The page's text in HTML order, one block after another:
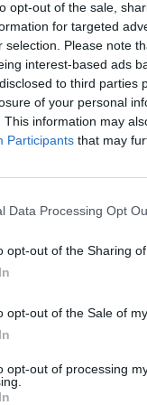
opt-out of the sale,
for targeted
selection. Please note
interest-based ads
to third parties
of your personal
This information may
Participants that may
Data Processing Opt
opt-out of the Sharing
opt-out of the Sale of
opt-out of processing
meglio, sulla scia del
Mario Pardini le
sta avvicinando per
lucchese in questi
la qualità delle
che il nome
di confronto
si riconoscono nei
bisogno del
in sé le istanze della
la vocazione e la